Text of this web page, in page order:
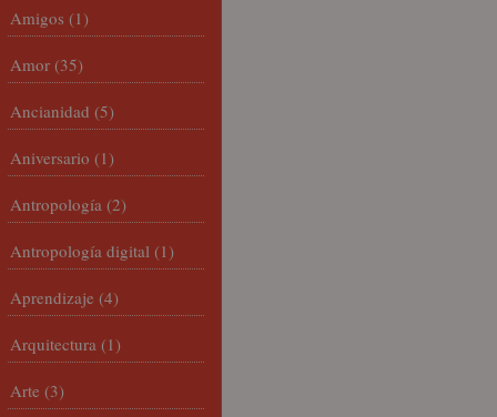
Amigos (1)
Amor (35)
Ancianidad (5)
Aniversario (1)
Antropología (2)
Antropología digital (1)
Aprendizaje (4)
Arquitectura (1)
Arte (3)